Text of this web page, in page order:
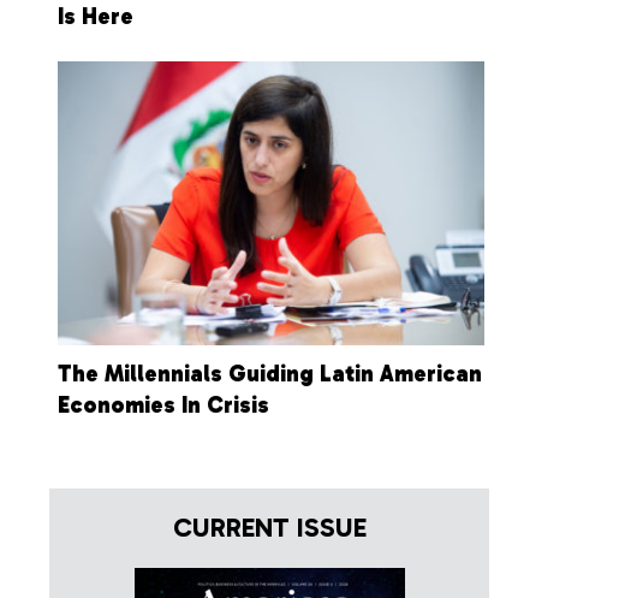
Is Here
The Millennials Guiding Latin American
Economies In Crisis
CURRENT ISSUE